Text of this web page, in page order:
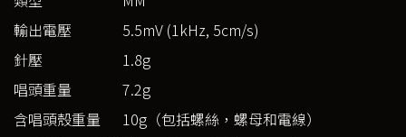
輸出電壓
5.5mV (1kHz, 5cm/s)
針壓
1.8g
唱頭重量
7.2g
含唱頭殼重量
10g（包括螺絲，螺母和電線）